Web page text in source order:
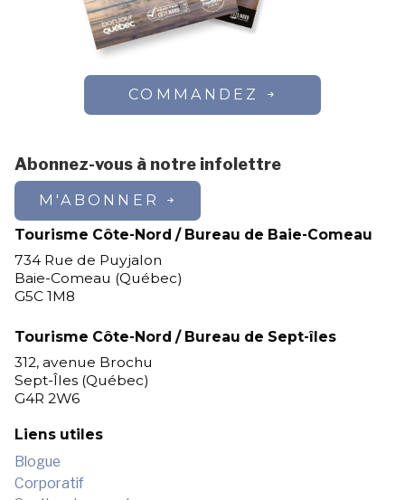
COMMANDEZ
Abonnez-vous à notre infolettre
M'ABONNER
Tourisme Côte-Nord / Bureau de Baie-Comeau
734 Rue de Puyjalon
Baie-Comeau (Québec)
G5C 1M8
Tourisme Côte-Nord / Bureau de Sept-îles
312, avenue Brochu
Sept-Îles (Québec)
G4R 2W6
Liens utiles
Blogue
Corporatif